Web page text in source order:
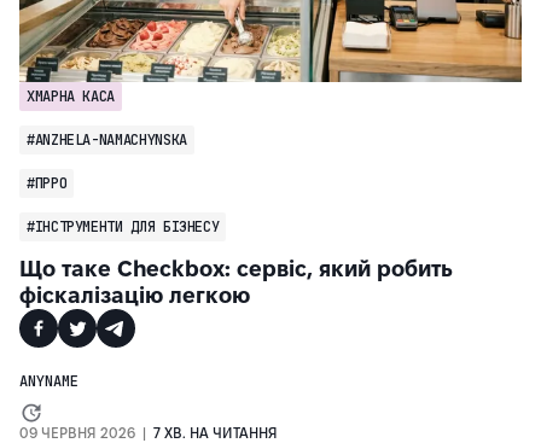
ХМАРНА КАСА
#ANZHELA-NAMACHYNSKA
#ПРРО
#ІНСТРУМЕНТИ ДЛЯ БІЗНЕСУ
Що таке Checkbox: сервіс, який робить
фіскалізацію легкою
ANYNAME
09 ЧЕРВНЯ 2026 | 7 ХВ. НА ЧИТАННЯ